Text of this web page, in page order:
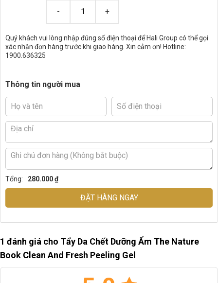
Quý khách vui lòng nhập đúng số điện thoại để Hali Group có thể gọi
xác nhận đơn hàng trước khi giao hàng. Xin cảm ơn! Hotline:
1900.636325
Thông tin người mua
Tổng: 280.000 ₫
ĐẶT HÀNG NGAY
1 đánh giá cho Tẩy Da Chết Dưỡng Ẩm The Nature
Book Clean And Fresh Peeling Gel